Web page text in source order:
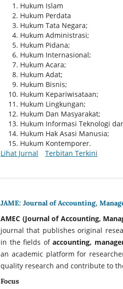
Hukum Islam
Hukum Perdata
Hukum Tata Negara;
Hukum Administrasi;
Hukum Pidana;
Hukum Internasional;
Hukum Acara;
Hukum Adat;
Hukum Bisnis;
Hukum Kepariwisataan;
Hukum Lingkungan;
Hukum Dan Masyarakat;
Hukum Informasi Teknologi
Hukum Hak Asasi Manusia;
Hukum Kontemporer.
Lihat Jurnal
Terbitan Terkini
JAME: Journal of Accounting,
AMEC (Journal of Accounting,
journal that publishes original
in the fields ofaccounting,
an academic platform for
quality research and contribute to
Focus